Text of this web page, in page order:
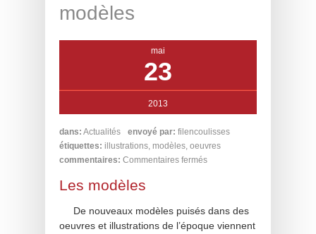
modèles
mai
23
2013
dans: Actualités envoyé par: filencoulisses
étiquettes: illustrations, modèles, oeuvres
commentaires: Commentaires fermés
Les modèles
De nouveaux modèles puisés dans des
oeuvres et illustrations de l’époque viennent